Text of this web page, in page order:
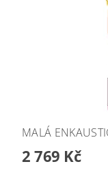
MALÁ
2 769 Kč